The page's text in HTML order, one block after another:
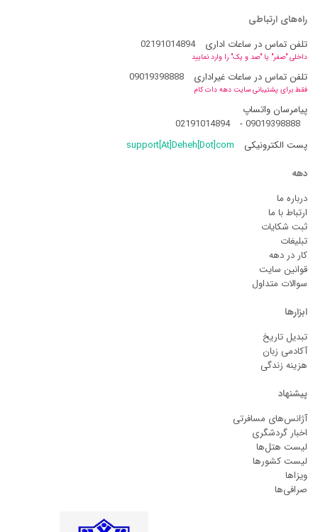
راه‌های ارتباطی
تلفن تماس در ساعات اداری
02191014894
داخلی "صفر" یا "صد و یک" را وارد نمایید
تلفن تماس در ساعات غیراداری 09019398888
فقط برای پشتیبانی سایت دهه دات کام
پیامرسان واتساپ
09019398888
-
02191014894
پست الکترونیکی
support[At]Deheh[Dot]com
دهه
درباره ما
ارتباط با ما
ثبت شکایات
تبلیغات
کار در دهه
قوانین سایت
سوالات متداول
ابزارها
تبدیل تاریخ
آکادمی زبان
هزینه زندگی
پیشنهاد
آژانس‌های مسافرتی
اخبار گردشگری
لیست هتل‌ها
لیست کشورها
ویزاها
صرافی‌ها